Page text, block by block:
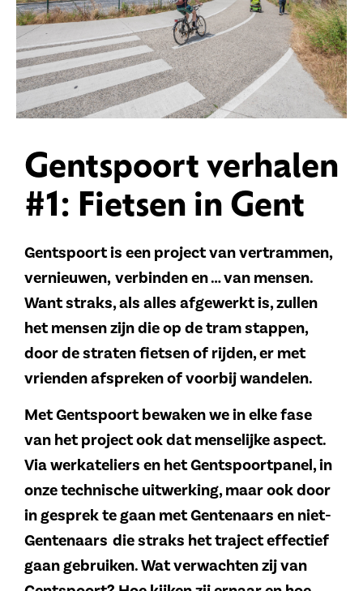
Gentspoort verhalen
#1: Fietsen in Gent
Gentspoort is een project van vertrammen,
vernieuwen, verbinden en … van mensen.
Want straks, als alles afgewerkt is, zullen
het mensen zijn die op de tram stappen,
door de straten fietsen of rijden, er met
vrienden afspreken of voorbij wandelen.
Met Gentspoort bewaken we in elke fase
van het project ook dat menselijke aspect.
Via werkateliers en het Gentspoortpanel, in
onze technische uitwerking, maar ook door
in gesprek te gaan met Gentenaars en niet-
Gentenaars die straks het traject effectief
gaan gebruiken. Wat verwachten zij van